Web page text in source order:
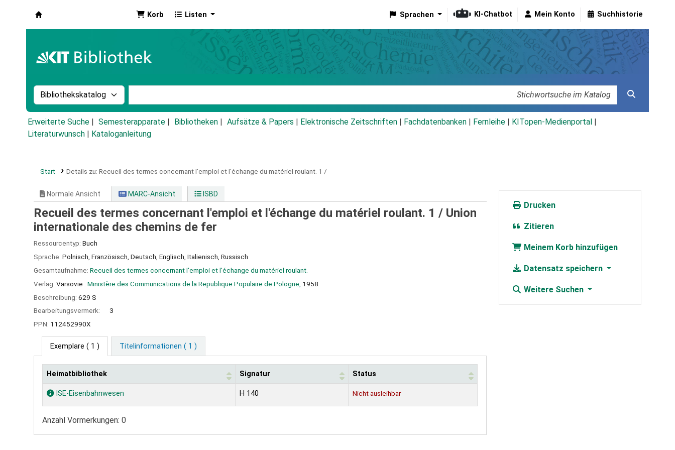
Korb Listen Sprachen KI-Chatbot Mein Konto Suchhistorie
Suche im Katalog nach:
Erweiterte Suche Semesterapparate Bibliotheken Aufsätze & Papers Elektronische Zeitschriften Fachdatenbanken Fernleihe KITopen-Medienportal
Literaturwunsch
Kataloganleitung
Start Details zu: Recueil des termes concernant l'emploi et l'échange du matériel roulant. 1 /
Normale Ansicht MARC-Ansicht ISBD
Recueil des termes concernant l'emploi et l'échange du matériel roulant. 1 / Union
internationale des chemins de fer
Ressourcentyp: Buch
Sprache: Polnisch, Französisch, Deutsch, Englisch, Italienisch, Russisch
Gesamtaufnahme: Recueil des termes concernant l'emploi et l'échange du matériel roulant.
Verlag: Varsovie : Ministère des Communications de la Republique Populaire de Pologne, 1958
Beschreibung: 629 S
Bearbeitungsvermerk:
3
PPN: 112452990X
Exemplare ( 1 ) Titelinformationen ( 1 )
Exemplare
Heimatbibliothek Signatur Status
ISE-Eisenbahnwesen H 140 Nicht ausleihbar
Anzahl Vormerkungen: 0
Drucken
Zitieren
Meinem Korb hinzufügen
Datensatz speichern
Weitere Suchen